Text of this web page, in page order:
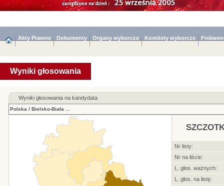
Akty Prawne Dokumenty Organy wyborcze Komitety wyborcze
Wyniki głosowania
Wyniki głosowania na kandydata
Polska / Bielsko-Biała
Nr listy:
Nr na liście:
L. głos. ważnych:
L. głos. na listę: